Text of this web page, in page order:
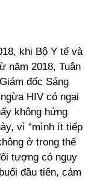
khi Bộ Y tế và
năm 2018, Tuân
đốc Sáng
HIV có ngại
không hứng
vì “mình ít tiếp
ở trong thế
tượng có nguy
đầu tiên, cảm